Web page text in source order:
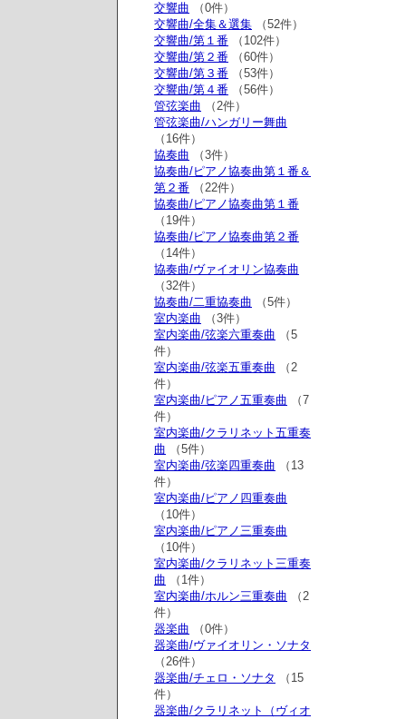
交響曲 （0件）
交響曲/全集＆選集 （52件）
交響曲/第１番 （102件）
交響曲/第２番 （60件）
交響曲/第３番 （53件）
交響曲/第４番 （56件）
管弦楽曲 （2件）
管弦楽曲/ハンガリー舞曲
（16件）
協奏曲 （3件）
協奏曲/ピアノ協奏曲第１番＆
第２番 （22件）
協奏曲/ピアノ協奏曲第１番
（19件）
協奏曲/ピアノ協奏曲第２番
（14件）
協奏曲/ヴァイオリン協奏曲
（32件）
協奏曲/二重協奏曲 （5件）
室内楽曲 （3件）
室内楽曲/弦楽六重奏曲 （5
件）
室内楽曲/弦楽五重奏曲 （2
件）
室内楽曲/ピアノ五重奏曲 （7
件）
室内楽曲/クラリネット五重奏
曲 （5件）
室内楽曲/弦楽四重奏曲 （13
件）
室内楽曲/ピアノ四重奏曲
（10件）
室内楽曲/ピアノ三重奏曲
（10件）
室内楽曲/クラリネット三重奏
曲 （1件）
室内楽曲/ホルン三重奏曲 （2
件）
器楽曲 （0件）
器楽曲/ヴァイオリン・ソナタ
（26件）
器楽曲/チェロ・ソナタ
（15
件）
器楽曲/クラリネット（ヴィオ